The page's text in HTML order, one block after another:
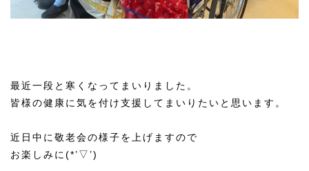
最近一段と寒くなってまいりました。
皆様の健康に気を付け支援してまいりたいと思います。
近日中に敬老会の様子を上げますので
お楽しみに(*’▽’)